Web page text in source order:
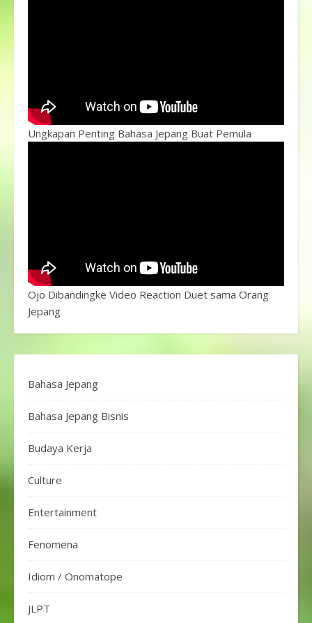
Ungkapan Penting Bahasa Jepang Buat Pemula
Ojo Dibandingke Video Reaction Duet sama Orang
Jepang
Bahasa Jepang
Bahasa Jepang Bisnis
Budaya Kerja
Culture
Entertainment
Fenomena
Idiom / Onomatope
JLPT